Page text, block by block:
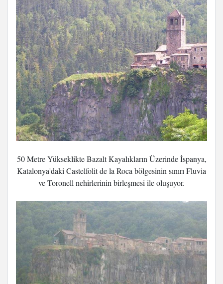
50 Metre Yükseklikte Bazalt Kayalıkların Üzerinde İspanya,
Katalonya'daki Castelfolit de la Roca bölgesinin sınırı Fluvia
ve Toronell nehirlerinin birleşmesi ile oluşuyor.